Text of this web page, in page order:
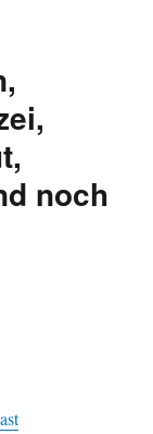
noch